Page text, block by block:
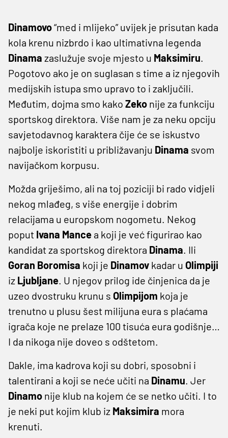
Dinamovo“med i mlijeko” uvijek je prisutan kada
kola krenu nizbrdo i kao ultimativna legenda
Dinama zaslužuje svoje mjesto u Maksimiru
Pogotovo ako je on suglasan s time a iz njegovih
medijskih istupa smo upravo to i zaključili.
Međutim, dojma smo kako Zeko nije za funkciju
sportskog direktora. Više nam je za neku opciju
savjetodavnog karaktera čije će se iskustvo
najbolje iskoristiti u približavanju Dinama svom
navijačkom korpusu.
Možda griješimo, ali na toj poziciji bi rado vidjeli
nekog mlađeg, s više energije i dobrim
relacijama u europskom nogometu. Nekog
poput Ivana Mance a koji je već figurirao kao
kandidat za sportskog direktora Dinama . Ili
Goran Boromisa koji je Dinamov kadar u Olimpiji
iz Ljubljane . U njegov prilog ide činjenica da je
uzeo dvostruku krunu s Olimpijom koja je
trenutno u plusu šest milijuna eura s plaćama
igrača koje ne prelaze 100 tisuća eura godišnje…
I da nikoga nije doveo s odštetom.
Dakle, ima kadrova koji su dobri, sposobni i
talentirani a koji se neće učiti na Dinamu . Jer
Dinamo nije klub na kojem će se netko učiti. I to
je neki put kojim klub iz Maksimira mora
krenuti.